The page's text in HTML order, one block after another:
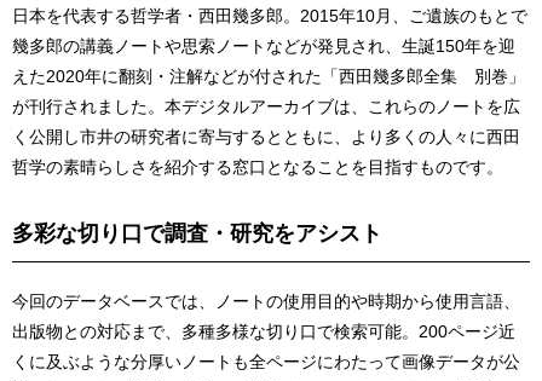
日本を代表する哲学者・西田幾多郎。2015年10月、ご遺族のもとで
幾多郎の講義ノートや思索ノートなどが発見され、生誕150年を迎
えた2020年に翻刻・注解などが付された「西田幾多郎全集 別巻」
が刊行されました。本デジタルアーカイブは、これらのノートを広
く公開し市井の研究者に寄与するとともに、より多くの人々に西田
哲学の素晴らしさを紹介する窓口となることを目指すものです。
多彩な切り口で調査・研究をアシスト
今回のデータベースでは、ノートの使用目的や時期から使用言語、
出版物との対応まで、多種多様な切り口で検索可能。200ページ近
くに及ぶような分厚いノートも全ページにわたって画像データが公